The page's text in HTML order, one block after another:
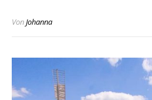
VonJohanna